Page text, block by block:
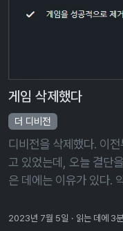
게임 삭제했다
더 디비전
디비전을 삭제했다. 이
고 있었는데, 오늘 결단
은 데에는 이유가 있다.
시즌으로 변 …
2023년 7월 5일 읽는 데에 3분